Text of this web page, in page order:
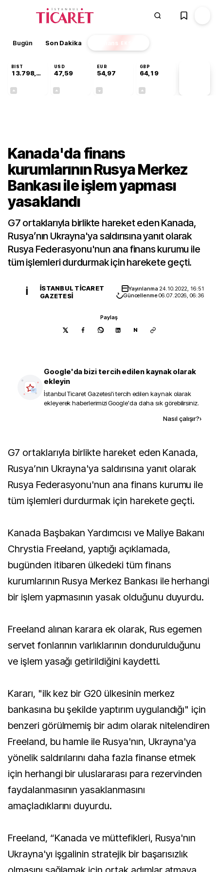
Bugün Son Dakika Finans EKSTRA
BIST
13.798,82
USD
47,59
EUR
54,97
GBP
64,19
Kanada'da finans
kurumlarının Rusya Merkez
Bankası ile işlem yapması
yasaklandı
G7 ortaklarıyla birlikte hareket eden Kanada,
Rusya’nın Ukrayna'ya saldırısına yanıt olarak
Rusya Federasyonu'nun ana finans kurumu ile
tüm işlemleri durdurmak için harekete geçti.
İ
İSTANBUL TICARET
GAZETESI
Yayınlanma 24.10.2022, 16:51
Güncellenme06.07.2026, 06:36
Paylaş
N
Google'da bizi tercih edilen kaynak olarak
ekleyin
İstanbul Ticaret Gazetesi'i tercih edilen kaynak olarak
ekleyerek haberlerimizi Google'da daha sık görebilirsiniz.
Nasıl çalışır?›
G7 ortaklarıyla birlikte hareket eden Kanada,
Rusya’nın Ukrayna'ya saldırısına yanıt olarak
Rusya Federasyonu'nun ana finans kurumu ile
tüm işlemleri durdurmak için harekete geçti.
Kanada Başbakan Yardımcısı ve Maliye Bakanı
Chrystia Freeland, yaptığı açıklamada,
bugünden itibaren ülkedeki tüm finans
kurumlarının Rusya Merkez Bankası ile herhangi
bir işlem yapmasının yasak olduğunu duyurdu.
Freeland alınan karara ek olarak, Rus egemen
servet fonlarının varlıklarının dondurulduğunu
ve işlem yasağı getirildiğini kaydetti.
Kararı, "ilk kez bir G20 ülkesinin merkez
bankasına bu şekilde yaptırım uygulandığı" için
benzeri görülmemiş bir adım olarak nitelendiren
Freeland, bu hamle ile Rusya'nın, Ukrayna'ya
yönelik saldırılarını daha fazla finanse etmek
için herhangi bir uluslararası para rezervinden
faydalanmasının yasaklanmasını
amaçladıklarını duyurdu.
Freeland, “Kanada ve müttefikleri, Rusya'nın
Ukrayna'yı işgalinin stratejik bir başarısızlık